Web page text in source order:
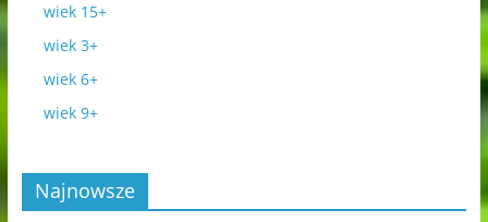
wiek 15+
wiek 3+
wiek 6+
wiek 9+
Najnowsze